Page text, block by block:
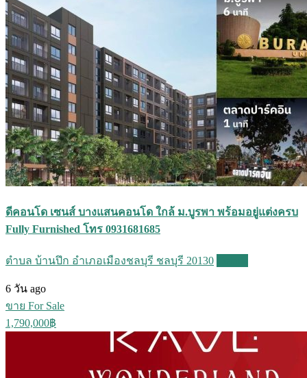
ดีคอนโด เซนส์ บางแสนคอนโด ใกล้ ม.บูรพา พร้อมอยู่แต่งครบ
Fully Furnished โทร 0931681685
ตำบล บ้านปึก อำเภอเมืองชลบุรี ชลบุรี 20130
6 วัน ago
ขาย For Sale
1,790,000฿